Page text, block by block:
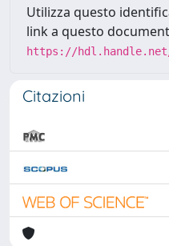
Utilizza questo
link a questo
https://hdl.handle.net/
Citazioni